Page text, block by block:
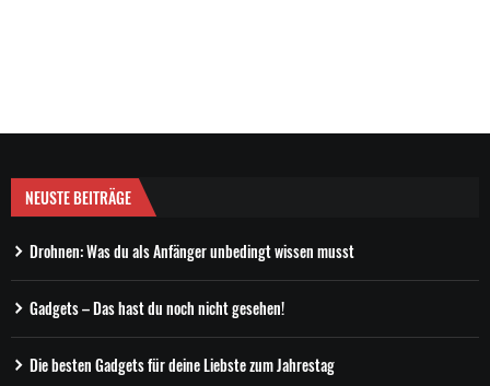
NEUSTE BEITRÄGE
Drohnen: Was du als Anfänger unbedingt wissen musst
Gadgets – Das hast du noch nicht gesehen!
Die besten Gadgets für deine Liebste zum Jahrestag